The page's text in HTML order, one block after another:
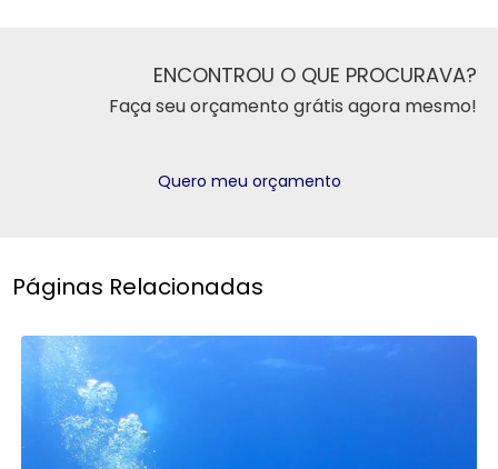
ENCONTROU O QUE PROCURAVA?
Faça seu orçamento grátis agora mesmo!
Quero meu orçamento
Páginas Relacionadas